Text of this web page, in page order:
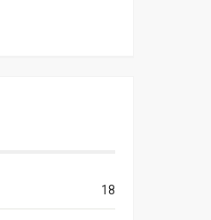
18